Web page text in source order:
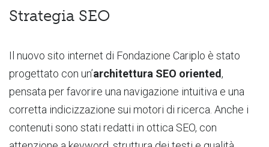
Strategia SEO
Il nuovo sito internet di Fondazione Cariplo è stato
progettato con un’architettura SEO oriented,
pensata per favorire una navigazione intuitiva e una
corretta indicizzazione sui motori di ricerca. Anche i
contenuti sono stati redatti in ottica SEO, con